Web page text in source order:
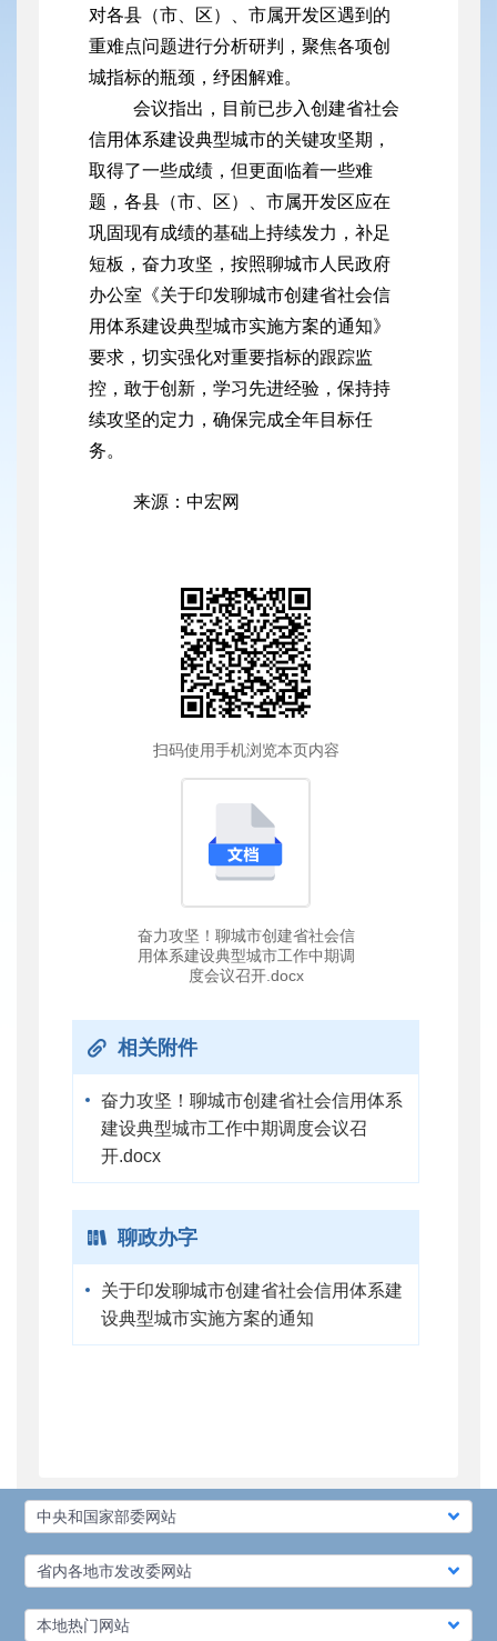
对各县（市、区）、市属开发区遇到的
重难点问题进行分析研判，聚焦各项创
城指标的瓶颈，纾困解难。
会议指出，目前已步入创建省社会
信用体系建设典型城市的关键攻坚期，
取得了一些成绩，但更面临着一些难
题，各县（市、区）、市属开发区应在
巩固现有成绩的基础上持续发力，补足
短板，奋力攻坚，按照聊城市人民政府
办公室《关于印发聊城市创建省社会信
用体系建设典型城市实施方案的通知》
要求，切实强化对重要指标的跟踪监
控，敢于创新，学习先进经验，保持持
续攻坚的定力，确保完成全年目标任
务。
来源：中宏网
扫码使用手机浏览本页内容
奋力攻坚！聊城市创建省社会信
用体系建设典型城市工作中期调
度会议召开.docx
相关附件
奋力攻坚！聊城市创建省社会信用体系
建设典型城市工作中期调度会议召
开.docx
聊政办字
关于印发聊城市创建省社会信用体系建
设典型城市实施方案的通知
中央和国家部委网站
省内各地市发改委网站
本地热门网站